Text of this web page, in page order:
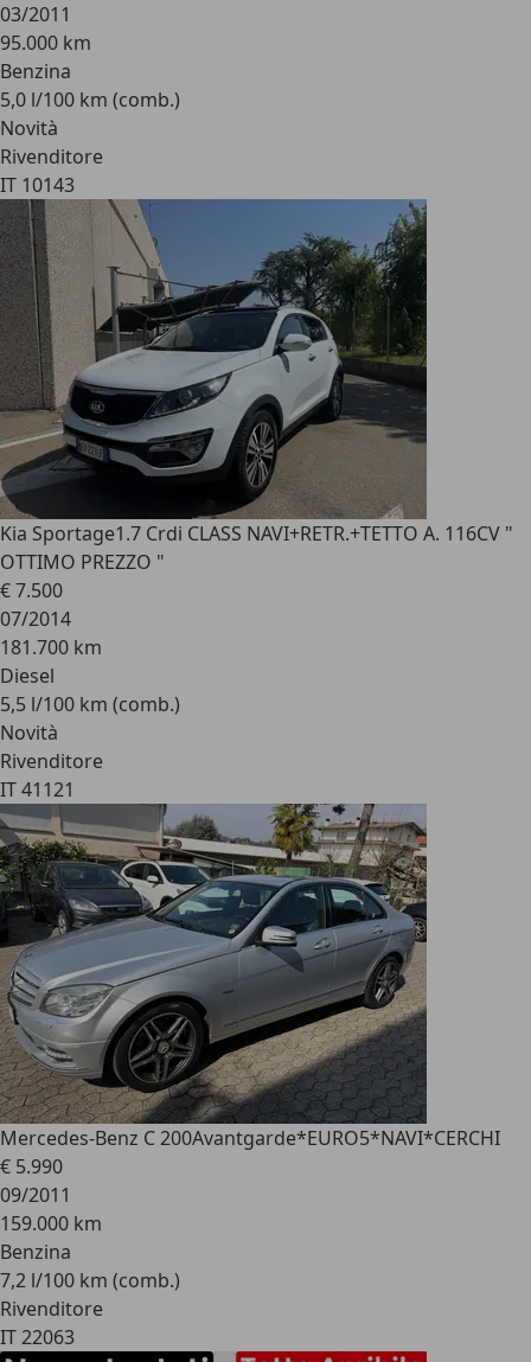
03/2011
95.000 km
Benzina
5,0 l/100 km (comb.)
Novità
Rivenditore
IT 10143
Kia Sportage1.7 Crdi CLASS NAVI+RETR.+TETTO A. 116CV "
OTTIMO PREZZO "
€ 7.500
07/2014
181.700 km
Diesel
5,5 l/100 km (comb.)
Novità
Rivenditore
IT 41121
Mercedes-Benz C 200Avantgarde*EURO5*NAVI*CERCHI
€ 5.990
09/2011
159.000 km
Benzina
7,2 l/100 km (comb.)
Rivenditore
IT 22063